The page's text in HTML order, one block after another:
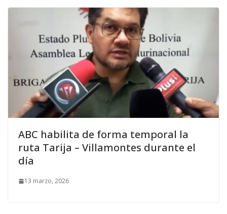
ABC habilita de forma temporal la
ruta Tarija – Villamontes durante el
día
13 marzo, 2026